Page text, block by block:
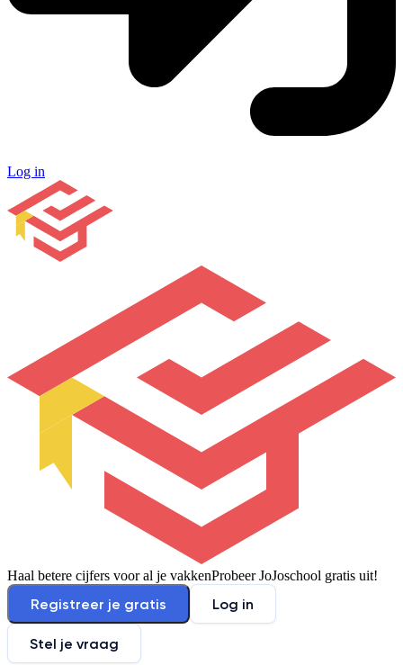
Log in
Haal betere cijfers voor al je vakkenProbeer JoJoschool gratis uit!
Registreer je gratis Log in
Stel je vraag